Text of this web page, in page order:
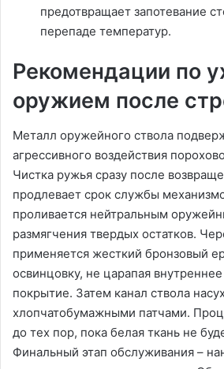
предотвращает запотевание
перепаде температур.
Рекомендации по
оружием после
Металл оружейного ствола
агрессивного воздействия
Чистка ружья сразу после
продлевает срок службы
проливается нейтральным
размягчения твердых остатков.
применяется жесткий бронзовый
освинцовку, не царапая
покрытие. Затем канал ствола
хлопчатобумажными патчами.
до тех пор, пока белая ткань не
Финальный этап обслуживания –